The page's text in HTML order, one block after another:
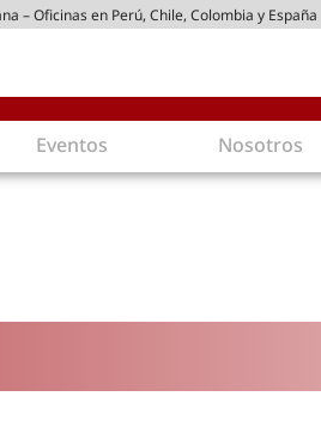
– Oficinas en Perú, Chile, Colombia y España
Eventos Nosotros